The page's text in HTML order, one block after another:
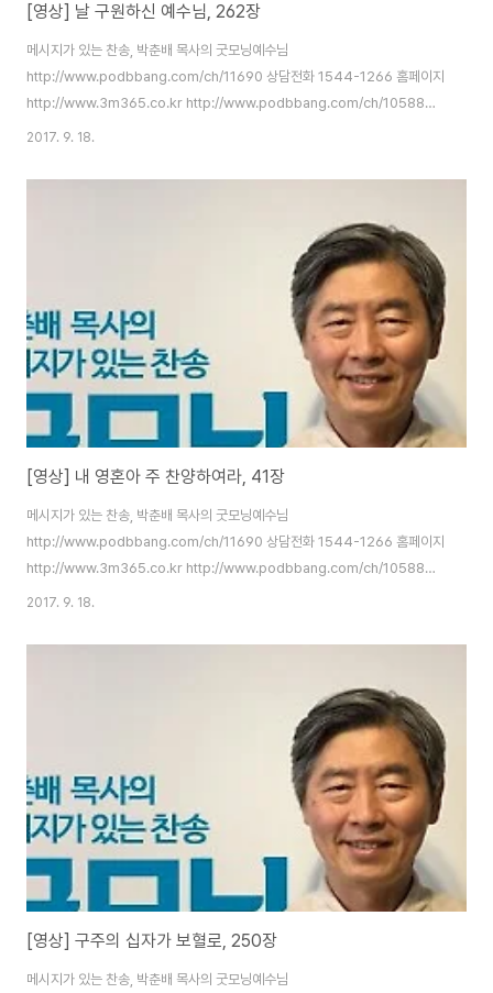
[영상] 날 구원하신 예수님, 262장
메시지가 있는 찬송, 박춘배 목사의 굿모닝예수님
http://www.podbbang.com/ch/11690 상담전화 1544-1266 홈페이지
http://www.3m365.co.kr http://www.podbbang.com/ch/10588
http://www.podbbang.com/ch/11491
2017. 9. 18.
[영상] 내 영혼아 주 찬양하여라, 41장
메시지가 있는 찬송, 박춘배 목사의 굿모닝예수님
http://www.podbbang.com/ch/11690 상담전화 1544-1266 홈페이지
http://www.3m365.co.kr http://www.podbbang.com/ch/10588
http://www.podbbang.com/ch/11491
2017. 9. 18.
[영상] 구주의 십자가 보혈로, 250장
메시지가 있는 찬송, 박춘배 목사의 굿모닝예수님